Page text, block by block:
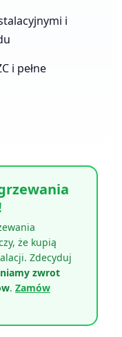
i
i pełne
że kupią
Zdecyduj
zwrot
. Zamów